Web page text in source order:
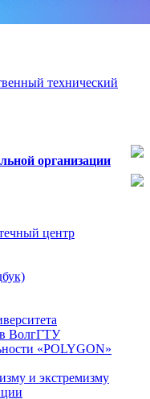
технический
организации
центр
ВолгГТУ
«POLYGON»
и экстремизму